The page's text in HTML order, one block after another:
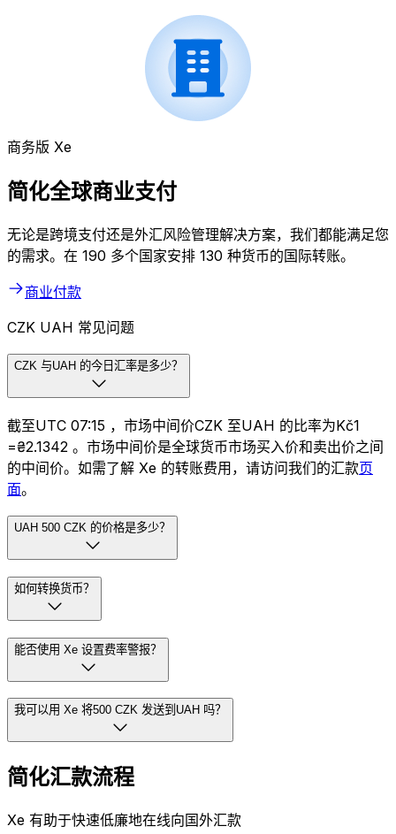
商务版 Xe
简化全球商业支付
无论是跨境支付还是外汇风险管理解决方案，我们都能满足您
的需求。在 190 多个国家安排 130 种货币的国际转账。
商业付款
CZK UAH 常见问题
CZK 与UAH 的今日汇率是多少？
截至UTC 07:15 ，市场中间价CZK 至UAH 的比率为Kč1
=₴2.1342 。市场中间价是全球货币市场买入价和卖出价之间
的中间价。如需了解 Xe 的转账费用，请访问我们的汇款页
面。
UAH 500 CZK 的价格是多少？
如何转换货币？
能否使用 Xe 设置费率警报？
我可以用 Xe 将500 CZK 发送到UAH 吗？
简化汇款流程
Xe 有助于快速低廉地在线向国外汇款